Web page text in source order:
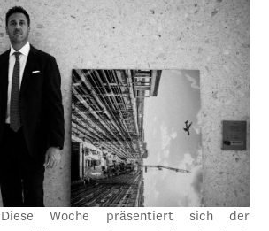
Diese Woche präsentiert sich der